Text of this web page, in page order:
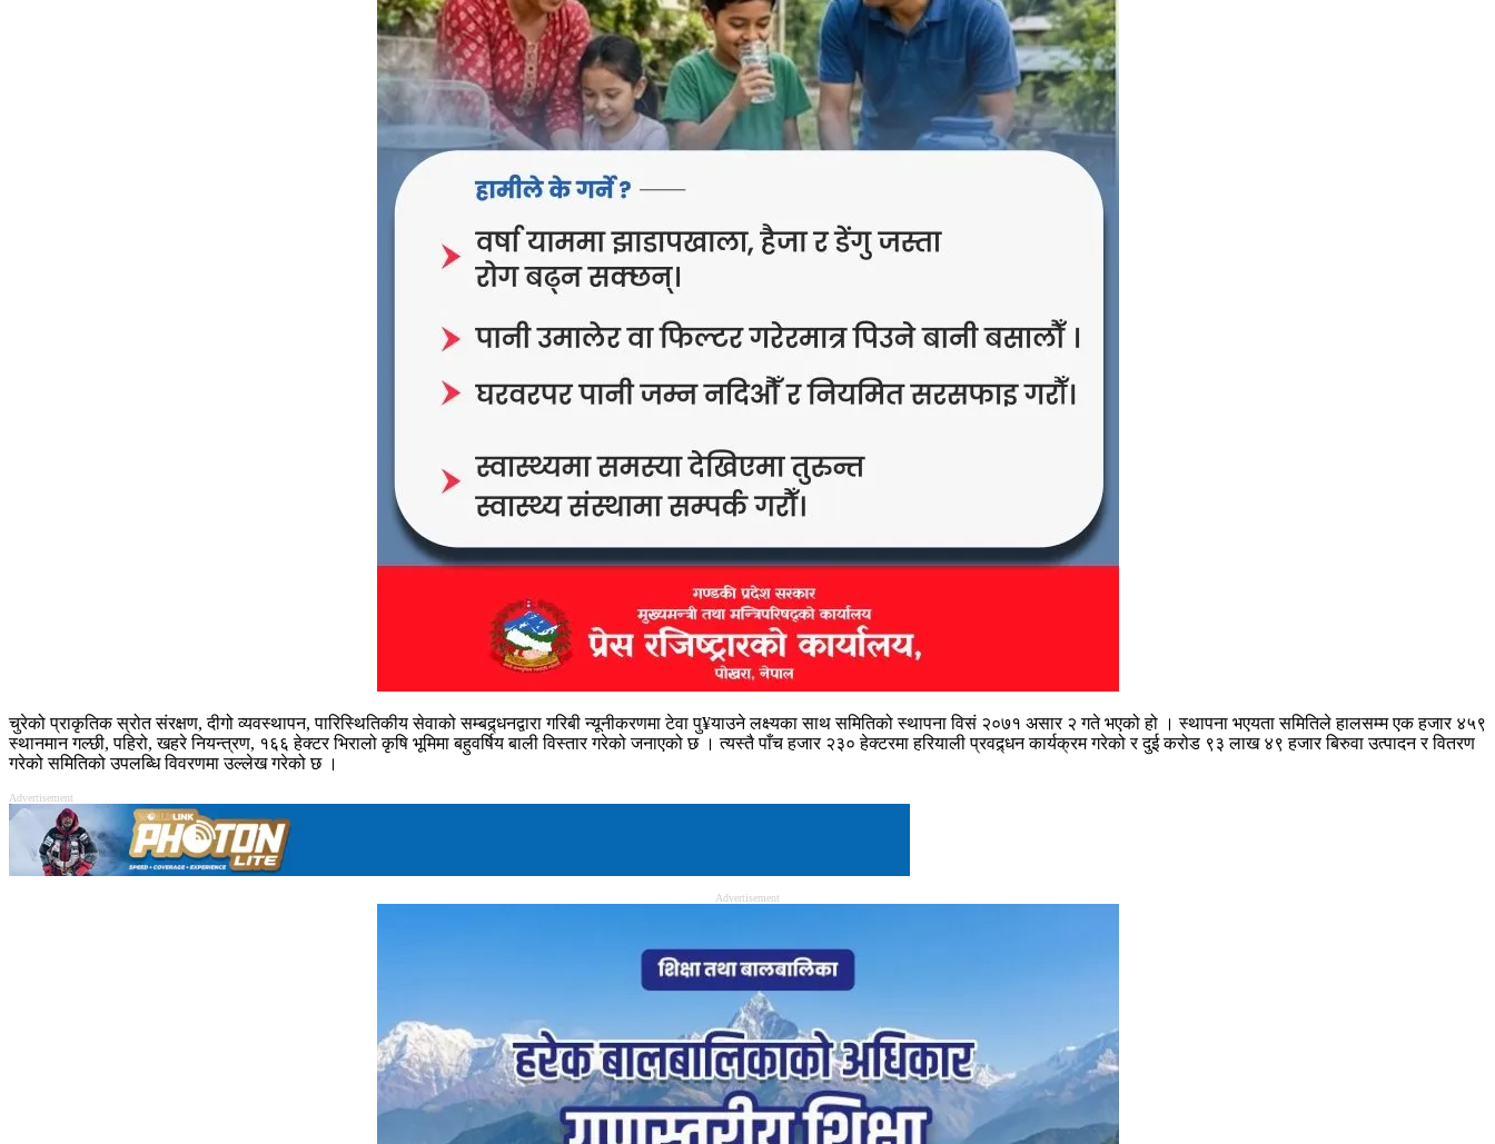
चुरेको प्राकृतिक स्रोत संरक्षण, दीगो व्यवस्थापन, पारिस्थितिकीय सेवाको सम्बद्र्धनद्वारा गरिबी न्यूनीकरणमा टेवा पु¥याउने लक्ष्यका साथ समितिको स्थापना विसं २०७१ असार २ गते भएको हो । स्थापना भएयता समितिले हालसम्म एक हजार ४५९
स्थानमान गल्छी, पहिरो, खहरे नियन्त्रण, १६६ हेक्टर भिरालो कृषि भूमिमा बहुवर्षिय बाली विस्तार गरेको जनाएको छ । त्यस्तै पाँच हजार २३० हेक्टरमा हरियाली प्रवद्र्धन कार्यक्रम गरेको र दुई करोड ९३ लाख ४९ हजार बिरुवा उत्पादन र वितरण
गरेको समितिको उपलब्धि विवरणमा उल्लेख गरेको छ ।
Advertisement
Advertisement